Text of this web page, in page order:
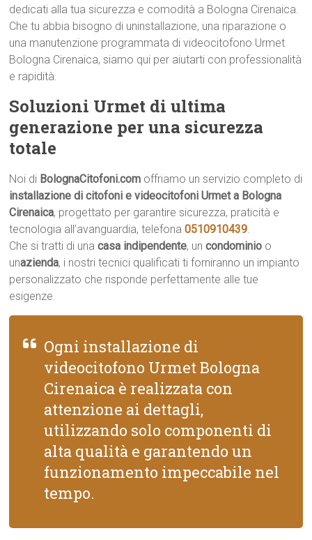
dedicati alla tua sicurezza e comodità a Bologna Cirenaica.
Che tu abbia bisogno di uninstallazione, una riparazione o
una manutenzione programmata di videocitofono Urmet
Bologna Cirenaica, siamo qui per aiutarti con professionalità
e rapidità.
Soluzioni Urmet di ultima
generazione per una sicurezza
totale
Noi di BolognaCitofoni.com offriamo un servizio completo di
installazione di citofoni e videocitofoni Urmet a Bologna
Cirenaica, progettato per garantire sicurezza, praticità e
tecnologia all’avanguardia, telefona0510910439.
Che si tratti di unacasa indipendente, uncondominio o
unazienda, i nostri tecnici qualificati ti forniranno un impianto
personalizzato che risponde perfettamente alle tue
esigenze.
Ogni installazione di
videocitofono Urmet Bologna
Cirenaica è realizzata con
attenzione ai dettagli,
utilizzando solo componenti di
alta qualità e garantendo un
funzionamento impeccabile nel
tempo.